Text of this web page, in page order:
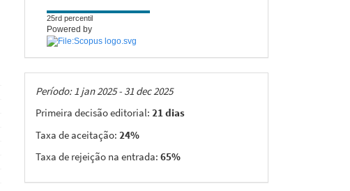
25rd percentil
Powered by
Taxas
Período: 1 jan 2025 - 31 dec 2025
Primeira decisão editorial: 21 dias
Taxa de aceitação: 24%
Taxa de rejeição na entrada: 65%